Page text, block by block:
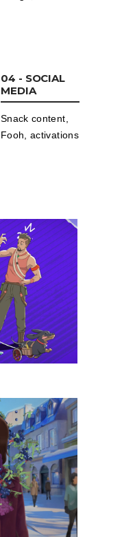
04 - SOCIAL
MEDIA
Snack content,
Fooh, activations